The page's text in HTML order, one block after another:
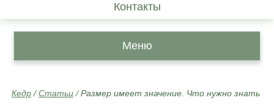
Контакты
Меню
Кедр /Статьи /Размер имеет значение. Что нужно знать